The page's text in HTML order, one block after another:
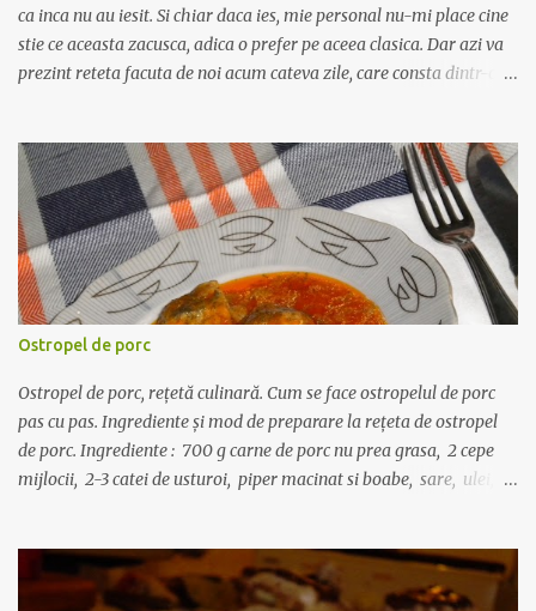
neplăcută la gust c...
ca inca nu au iesit. Si chiar daca ies, mie personal nu-mi place cine
stie ce aceasta zacusca, adica o prefer pe aceea clasica. Dar azi va
prezint reteta facuta de noi acum cateva zile, care consta dintr-o
Asadar folosim: 60 de ardei mari, 60 de gogoșari, 12 vinete, 3 kg de
ceapa, 800 g de bulion de roșii, 1 kg de morcov, 2 kg de hribi, piper,
sare, foi de dafin, 1,5 l ulei . Hribii nu pot fi decat conservati la
vremea asta, pt ca ei ies prin august, pe la mijlocul lunii, si in
perioada aceea nu gasiti toate ingredientele pt zacusca. Cel putin
in zona asta de depresiune de munte gogosarii abia acum, prin
septembrie, apar pe piata. Ardeii, gogosarii si vinetele se coc, se
curata de coji si de seminte (doar ardeii si gogosarii) si se lasa la
scurs. Curatirea trebu...
Ostropel de porc
Ostropel de porc, rețetă culinară. Cum se face ostropelul de porc
pas cu pas. Ingrediente și mod de preparare la rețeta de ostropel
de porc. Ingrediente : 700 g carne de porc nu prea grasa, 2 cepe
mijlocii, 2-3 catei de usturoi, piper macinat si boabe, sare, ulei, o
linguri de ulei sa se rumeneasca pe toate partile, la foc mic. Intre
timp, intr-o tigaie se caleste in 2 linguri de ulei ceapa curatata,